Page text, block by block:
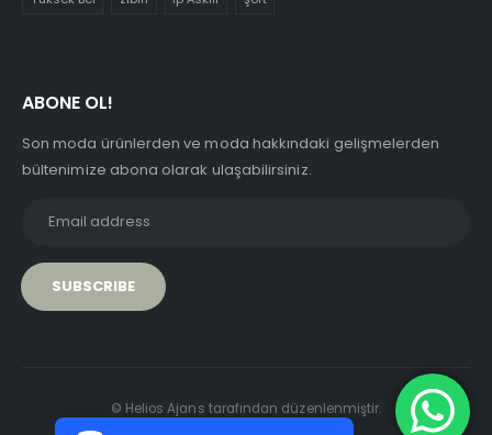
7/24 Canlı Destek
ABONE OL!
Son moda ürünlerden ve moda hakkındaki gelişmelerden
bültenimize abona olarak ulaşabilirsiniz.
© Helios Ajans tarafından düzenlenmiştir.